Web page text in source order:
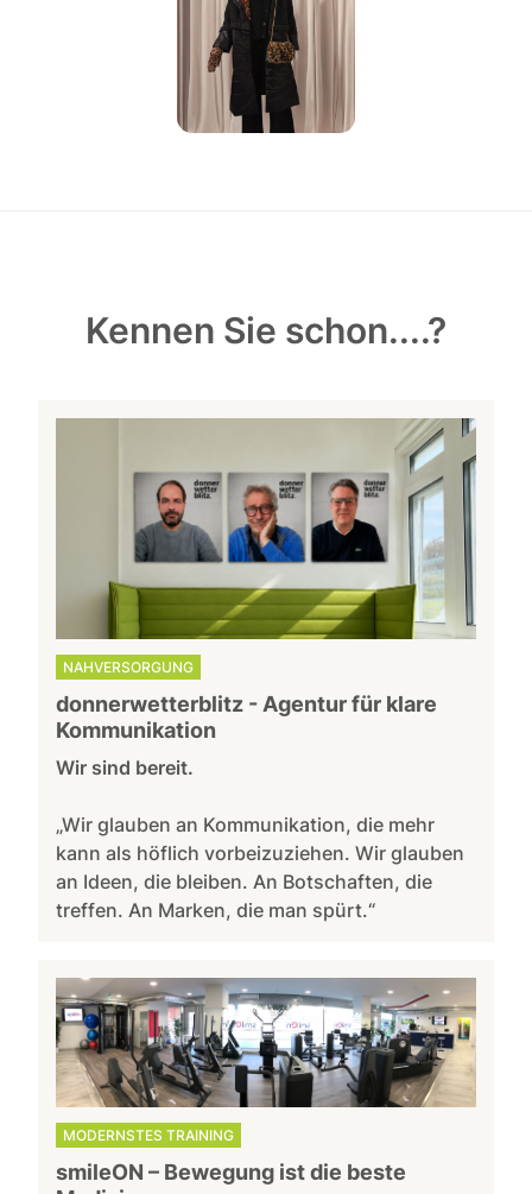
Kennen Sie schon....?
NAHVERSORGUNG
donnerwetterblitz - Agentur für klare
Kommunikation
Wir sind bereit.
„Wir glauben an Kommunikation, die mehr
kann als höflich vorbeizuziehen. Wir glauben
an Ideen, die bleiben. An Botschaften, die
treffen. An Marken, die man spürt.“
MODERNSTES TRAINING
smileON – Bewegung ist die beste